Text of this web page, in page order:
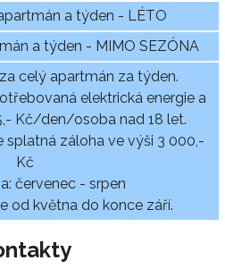
a týden - LÉTO
a týden - MIMO SEZÓNA
celý apartmán za týden.
elektrická energie a
Kč/den/osoba nad 18 let.
splatná záloha ve výši 3 000,-
Kč
červenec - srpen
od května do konce září.